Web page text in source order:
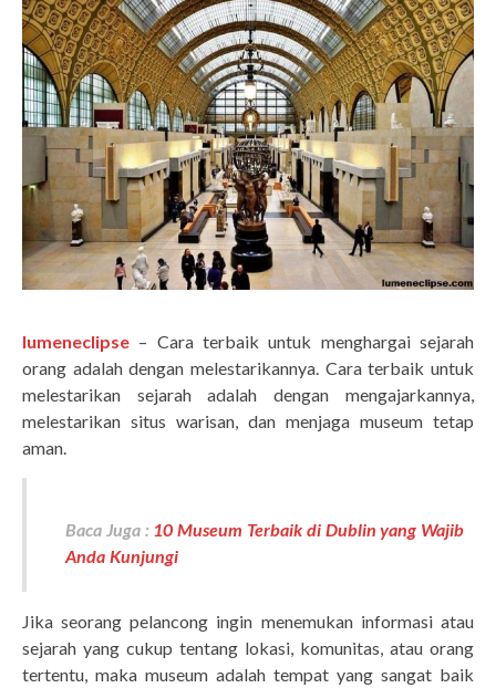
lumeneclipse – Cara terbaik untuk menghargai sejarah
orang adalah dengan melestarikannya. Cara terbaik untuk
melestarikan sejarah adalah dengan mengajarkannya,
melestarikan situs warisan, dan menjaga museum tetap
aman.
Baca Juga : 10 Museum Terbaik di Dublin yang Wajib
Anda Kunjungi
Jika seorang pelancong ingin menemukan informasi atau
sejarah yang cukup tentang lokasi, komunitas, atau orang
tertentu, maka museum adalah tempat yang sangat baik